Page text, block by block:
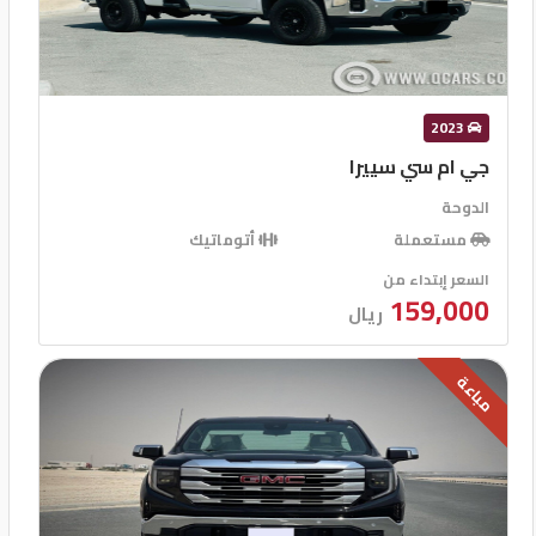
2023
جي ام سي سييرا
الدوحة
مستعملة
أتوماتيك
السعر إبتداء من
159,000 ريال
مباعة